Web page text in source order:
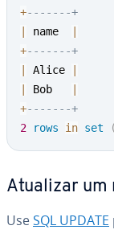
+-------+
name
+-------+
Alice
Bob
+-------+
2
rows in set (
Atualizar um
UseSQL UPDATE